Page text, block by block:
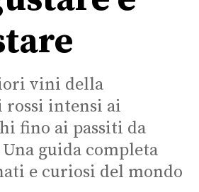
vini della
rossi intensi ai
fino ai passiti da
guida completa
e curiosi del mondo